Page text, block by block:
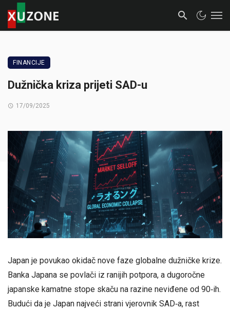
FINANCIJE
Dužnička kriza prijeti SAD-u
17/09/2025
Japan je povukao okidač nove faze globalne dužničke krize.
Banka Japana se povlači iz ranijih potpora, a dugoročne
japanske kamatne stope skaču na razine neviđene od 90‑ih.
Budući da je Japan najveći strani vjerovnik SAD‑a, rast